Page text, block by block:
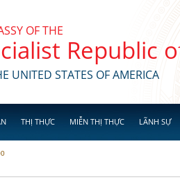
OF THE
Republic
UNITED STATES OF AMERICA
THỊ THỰC MIỄN THỊ THỰC LÃNH SỰ